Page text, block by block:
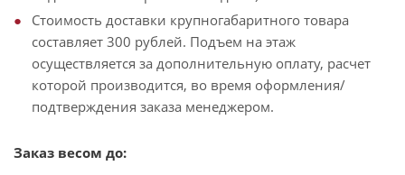
Стоимость доставки крупногабаритного товара
составляет 300 рублей. Подъем на этаж
осуществляется за дополнительную оплату, расчет
которой производится, во время оформления/
подтверждения заказа менеджером.
Заказ весом до: